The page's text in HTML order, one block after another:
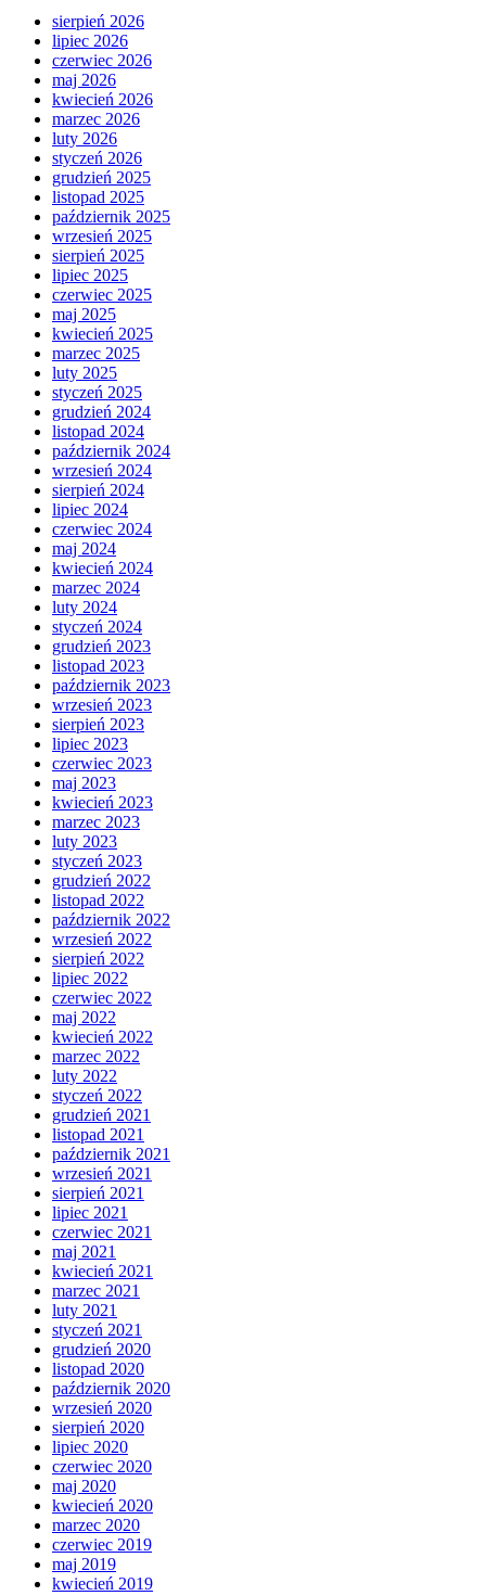
sierpień 2026
lipiec 2026
czerwiec 2026
maj 2026
kwiecień 2026
marzec 2026
luty 2026
styczeń 2026
grudzień 2025
listopad 2025
październik 2025
wrzesień 2025
sierpień 2025
lipiec 2025
czerwiec 2025
maj 2025
kwiecień 2025
marzec 2025
luty 2025
styczeń 2025
grudzień 2024
listopad 2024
październik 2024
wrzesień 2024
sierpień 2024
lipiec 2024
czerwiec 2024
maj 2024
kwiecień 2024
marzec 2024
luty 2024
styczeń 2024
grudzień 2023
listopad 2023
październik 2023
wrzesień 2023
sierpień 2023
lipiec 2023
czerwiec 2023
maj 2023
kwiecień 2023
marzec 2023
luty 2023
styczeń 2023
grudzień 2022
listopad 2022
październik 2022
wrzesień 2022
sierpień 2022
lipiec 2022
czerwiec 2022
maj 2022
kwiecień 2022
marzec 2022
luty 2022
styczeń 2022
grudzień 2021
listopad 2021
październik 2021
wrzesień 2021
sierpień 2021
lipiec 2021
czerwiec 2021
maj 2021
kwiecień 2021
marzec 2021
luty 2021
styczeń 2021
grudzień 2020
listopad 2020
październik 2020
wrzesień 2020
sierpień 2020
lipiec 2020
czerwiec 2020
maj 2020
kwiecień 2020
marzec 2020
czerwiec 2019
maj 2019
kwiecień 2019